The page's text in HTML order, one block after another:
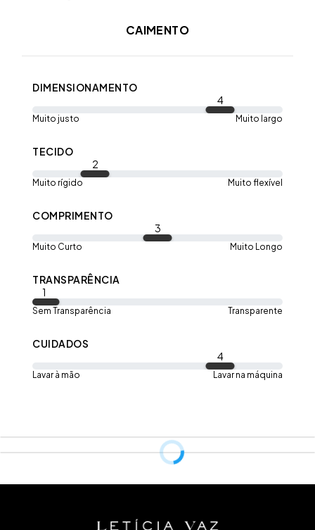
66cm
QUADRIL:
35cm
CAIMENTO
DIMENSIONAMENTO
4
Muito justo Muito largo
TECIDO
2
Muito rígido Muito flexível
COMPRIMENTO
3
Muito Curto Muito Longo
TRANSPARÊNCIA
1
Sem Transparência Transparente
CUIDADOS
4
Lavar à mão Lavar na máquina